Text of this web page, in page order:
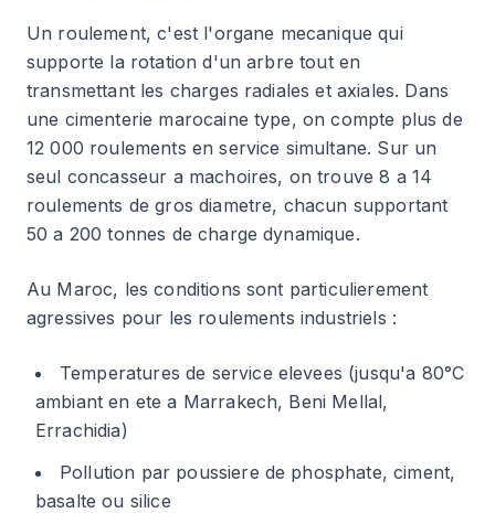
Un roulement, c'est l'organe mecanique qui
supporte la rotation d'un arbre tout en
transmettant les charges radiales et axiales. Dans
une cimenterie marocaine type, on compte plus de
12 000 roulements en service simultane. Sur un
seul concasseur a machoires, on trouve 8 a 14
roulements de gros diametre, chacun supportant
50 a 200 tonnes de charge dynamique.
Au Maroc, les conditions sont particulierement
agressives pour les roulements industriels :
Temperatures de service elevees (jusqu'a 80°C
ambiant en ete a Marrakech, Beni Mellal,
Errachidia)
Pollution par poussiere de phosphate, ciment,
basalte ou silice